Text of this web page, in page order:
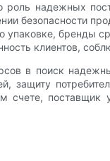
роль надежных
безопасности
бренды
клиентов,
в поиск
защиту
счете,